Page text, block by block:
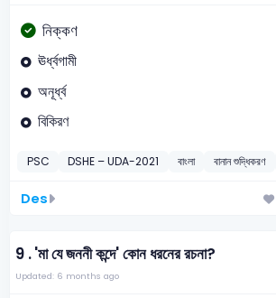
নিক্কণ
ঊর্ধ্বগামী
অনূর্ধ্ব
বিকিরণ
PSC DSHE – UDA-2021 বাংলা বানান শুদ্ধিকরণ
Des
9 .'মা যে জননী কন্দে' কোন ধরনের রচনা?
Updated: 6 months ago